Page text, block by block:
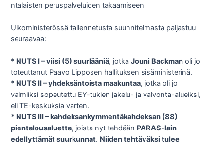
ntalaisten peruspalveluiden takaamiseen.
Ulkoministerössä tallennetusta suunnitelmasta paljastuu
seuraavaa:
* NUTS I – viisi (5) suurlääniä, jotkaJouni Backman oli jo
toteuttanut Paavo Lipposen hallituksen sisäministerinä.
* NUTS II – yhdeksäntoista maakuntaa, jotka oli jo
valmiiksi sopeutettu EY-tukien jakelu- ja valvonta-alueiksi,
eli TE-keskuksia varten.
* NUTS III – kahdeksankymmentäkahdeksan (88)
pientalousaluetta, joista nyt tehdään PARAS-lain
edellyttämät suurkunnat. Niiden tehtäväksi tulee